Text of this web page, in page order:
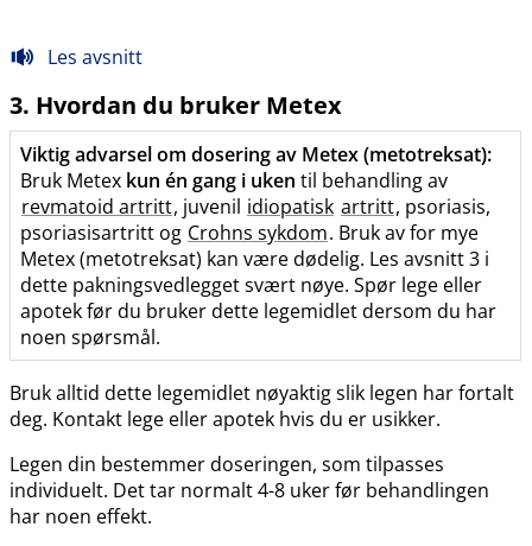
Les avsnitt
3. Hvordan du bruker Metex
Viktig advarsel om dosering av Metex (metotreksat):
Bruk Metex kun én gang i uken til behandling av
revmatoid artritt, juvenil idiopatisk artritt, psoriasis,
psoriasisartritt og Crohns sykdom. Bruk av for mye
Metex (metotreksat) kan være dødelig. Les avsnitt 3 i
dette pakningsvedlegget svært nøye. Spør lege eller
apotek før du bruker dette legemidlet dersom du har
noen spørsmål.
Bruk alltid dette legemidlet nøyaktig slik legen har fortalt
deg. Kontakt lege eller apotek hvis du er usikker.
Legen din bestemmer doseringen, som tilpasses
individuelt. Det tar normalt 4-8 uker før behandlingen
har noen effekt.